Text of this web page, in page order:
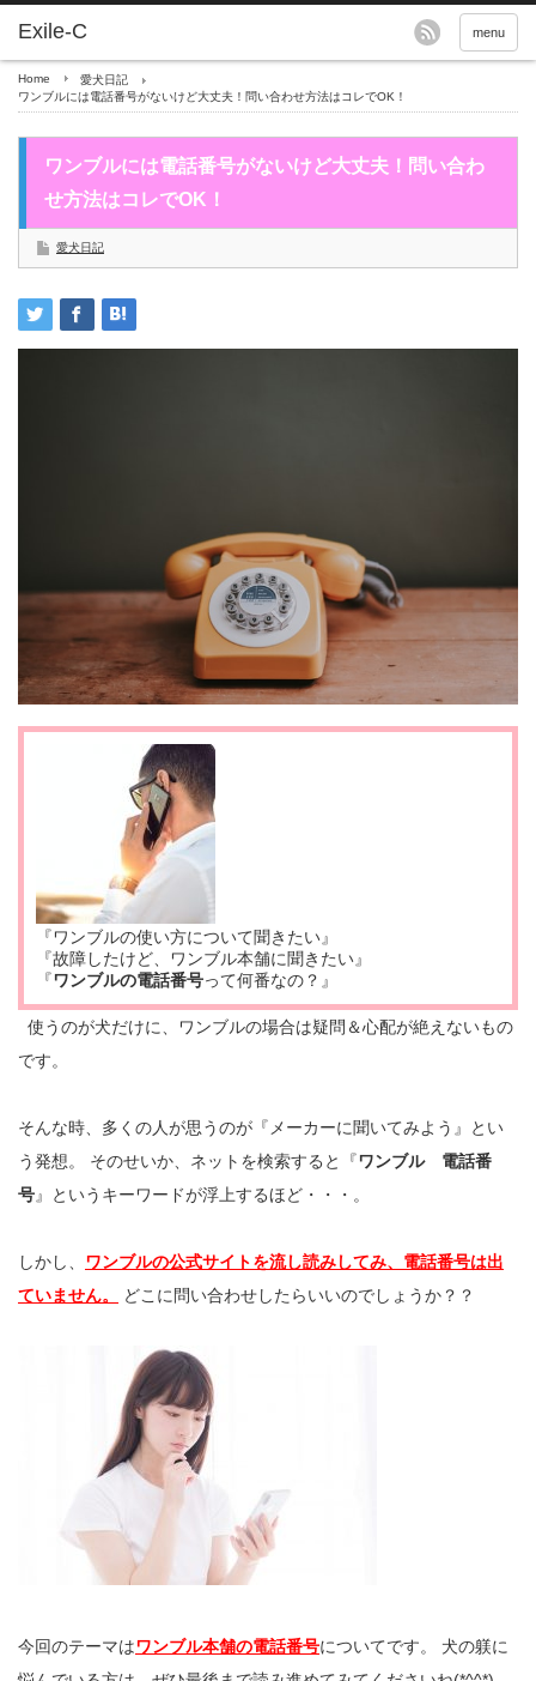
menu
Home
愛犬日記
ワンブルには電話番号がないけど大丈夫！問い合わせ方法はコレでOK！
ワンブルには電話番号がないけど大丈夫！問い合わ
せ方法はコレでOK！
愛犬日記
『ワンブルの使い方について聞きたい』
『故障したけど、ワンブル本舗に聞きたい』
『ワンブルの電話番号って何番なの？』
使うのが犬だけに、ワンブルの場合は疑問＆心配が絶えないもの
です。
そんな時、多くの人が思うのが『メーカーに聞いてみよう』とい
う発想。 そのせいか、ネットを検索すると『ワンブル 電話番
号』というキーワードが浮上するほど・・・。
しかし、 ワンブルの公式サイトを流し読みしてみ、電話番号は出
ていません。
どこに問い合わせしたらいいのでしょうか？？
今回のテーマはワンブル本舗の電話番号についてです。 犬の躾に